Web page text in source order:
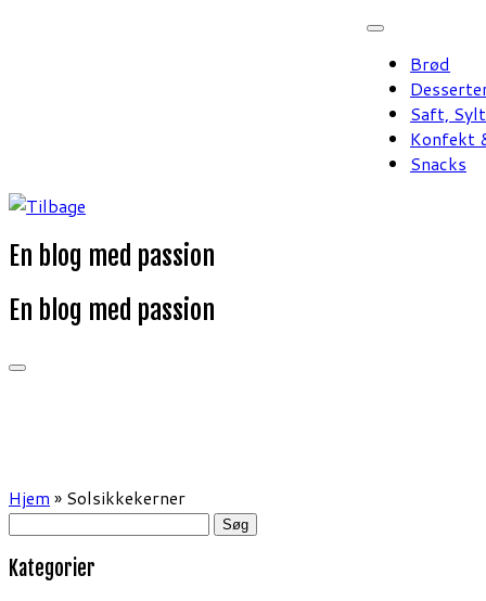
Brød
Saft,
Konfekt
Snacks
En blog med passion
En blog med passion
Hjem » Solsikkekerner
Søg
Kategorier